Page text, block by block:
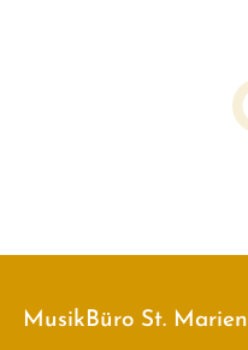
MusikBüro St. Marien